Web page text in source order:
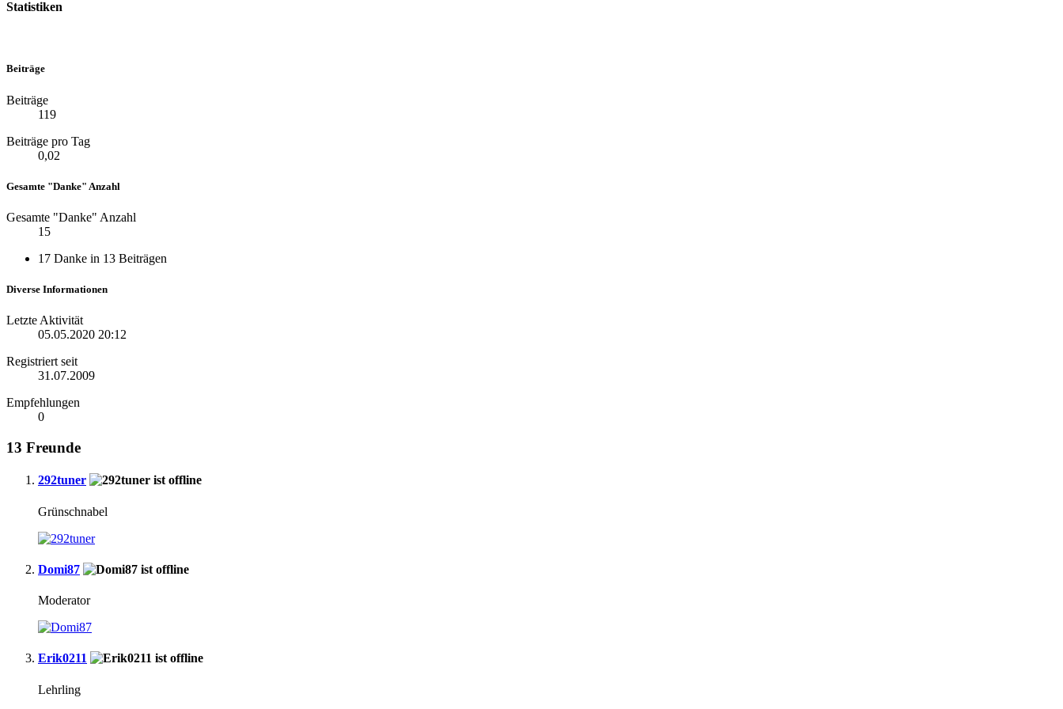
Statistiken
Beiträge
Beiträge
119
Beiträge pro Tag
0,02
Gesamte "Danke" Anzahl
Gesamte "Danke" Anzahl
15
17 Danke in 13 Beiträgen
Diverse Informationen
Letzte Aktivität
05.05.2020 20:12
Registriert seit
31.07.2009
Empfehlungen
0
13 Freunde
292tuner
Grünschnabel
Domi87
Moderator
Erik0211
Lehrling